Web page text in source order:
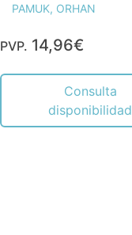
PAMUK, ORHAN
PVP. 14,96€
Consulta
disponibilidad